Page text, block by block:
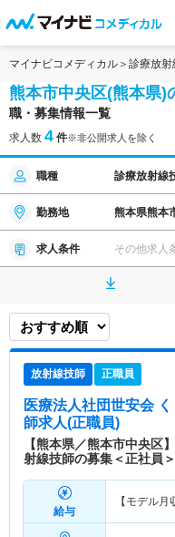
マイナビコメディカル 診療放射
熊本市中央区(熊本県)
職・募集情報一覧
求人数 4 件※非公開求人を除く
職種 診療放射線
勤務地 熊本県熊本
求人条件 その他求人
放射線技師 正職員
医療法人社団世安会
師求人(正職員)
【熊本県／熊本市中央区
射線技師の募集＜正社員＞
給与
【モデル月